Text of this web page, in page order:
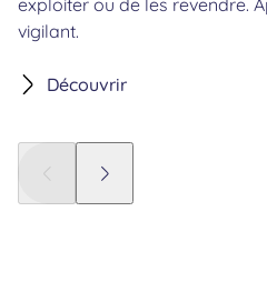
vigilant.
Découvrir
Panneau précédent
Panneau suivant